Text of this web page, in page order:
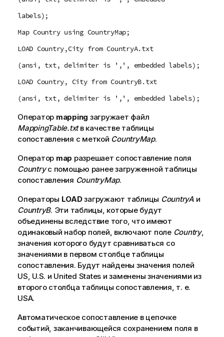
labels);
Map Country using CountryMap;
LOAD Country,City from CountryA.txt
(ansi, txt, delimiter is ',', embedded labels);
LOAD Country, City from CountryB.txt
(ansi, txt, delimiter is ',', embedded labels);
Оператор mapping загружает файл
MappingTable.txtв качестве таблицы
сопоставления с меткой CountryMap.
Оператор map разрешает сопоставление поля
Countryс помощью ранее загруженной таблицы
сопоставления CountryMap.
Операторы LOADзагружают таблицы CountryAи
CountryB. Эти таблицы, которые будут
объединены вследствие того, что имеют
одинаковый набор полей, включают поле Country,
значения которого будут сравниваться со
значениями в первом столбце таблицы
сопоставления. Будут найдены значения полей
US, U.S. и United States и заменены значениями из
второго столбца таблицы сопоставления, т. е.
USA.
Автоматическое сопоставление в цепочке
событий, заканчивающейся сохранением поля в